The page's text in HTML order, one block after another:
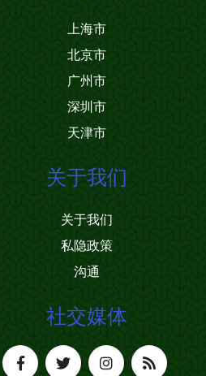
上海市
北京市
广州市
深圳市
天津市
关于我们
关于我们
私隐政策
沟通
社交媒体